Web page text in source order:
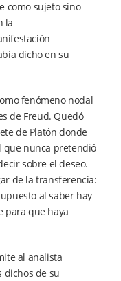
como sujeto sino
la
dicho en su
fenómeno nodal
de Freud. Quedó
de Platón donde
que nunca pretendió
sobre el deseo.
de la transferencia:
al saber hay
para que haya
al analista
dichos de su